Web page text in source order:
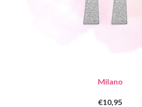
Milano
€10,95